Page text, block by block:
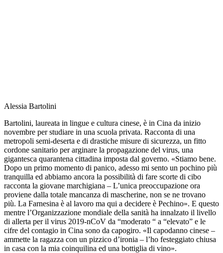
Alessia Bartolini
Bartolini, laureata in lingue e cultura cinese, è in Cina da inizio
novembre per studiare in una scuola privata. Racconta di una
metropoli semi-deserta e di drastiche misure di sicurezza, un fitto
cordone sanitario per arginare la propagazione del virus, una
gigantesca quarantena cittadina imposta dal governo. «Stiamo bene.
Dopo un primo momento di panico, adesso mi sento un pochino più
tranquilla ed abbiamo ancora la possibilità di fare scorte di cibo
racconta la giovane marchigiana – L’unica preoccupazione ora
proviene dalla totale mancanza di mascherine, non se ne trovano
più. La Farnesina è al lavoro ma qui a decidere è Pechino». E questo
mentre l’Organizzazione mondiale della sanità ha innalzato il livello
di allerta per il virus 2019-nCoV da “moderato “ a “elevato” e le
cifre del contagio in Cina sono da capogiro. «Il capodanno cinese –
ammette la ragazza con un pizzico d’ironia – l’ho festeggiato chiusa
in casa con la mia coinquilina ed una bottiglia di vino».